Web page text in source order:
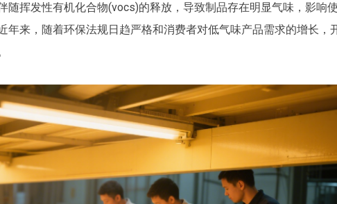
随挥发性有机化合物(vocs)的释放，导致制品存在明显气味，影响
年来，随着环保法规日趋严格和消费者对低气味产品需求的增长，